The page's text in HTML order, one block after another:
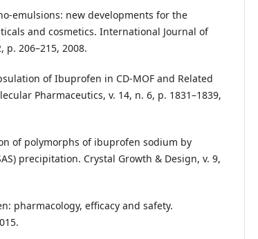
emulsions: new developments for the
and cosmetics. International Journal of
p. 206–215, 2008.
of Ibuprofen in CD-MOF and Related
Pharmaceutics, v. 14, n. 6, p. 1831–1839,
of polymorphs of ibuprofen sodium by
precipitation. Crystal Growth & Design, v. 9,
pharmacology, efficacy and safety.